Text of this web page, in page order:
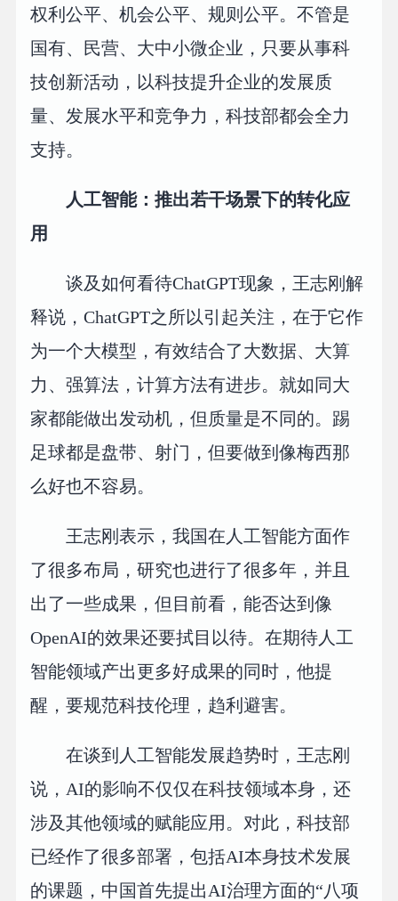
权利公平、机会公平、规则公平。不管是
国有、民营、大中小微企业，只要从事科
技创新活动，以科技提升企业的发展质
量、发展水平和竞争力，科技部都会全力
支持。
人工智能：推出若干场景下的转化应
用
谈及如何看待ChatGPT现象，王志刚解
释说，ChatGPT之所以引起关注，在于它作
为一个大模型，有效结合了大数据、大算
力、强算法，计算方法有进步。就如同大
家都能做出发动机，但质量是不同的。踢
足球都是盘带、射门，但要做到像梅西那
么好也不容易。
王志刚表示，我国在人工智能方面作
了很多布局，研究也进行了很多年，并且
出了一些成果，但目前看，能否达到像
OpenAI的效果还要拭目以待。在期待人工
智能领域产出更多好成果的同时，他提
醒，要规范科技伦理，趋利避害。
在谈到人工智能发展趋势时，王志刚
说，AI的影响不仅仅在科技领域本身，还
涉及其他领域的赋能应用。对此，科技部
已经作了很多部署，包括AI本身技术发展
的课题，中国首先提出AI治理方面的“八项